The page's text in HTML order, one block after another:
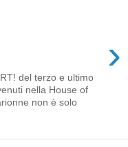
›
del terzo e ultimo
nella House of
non è solo